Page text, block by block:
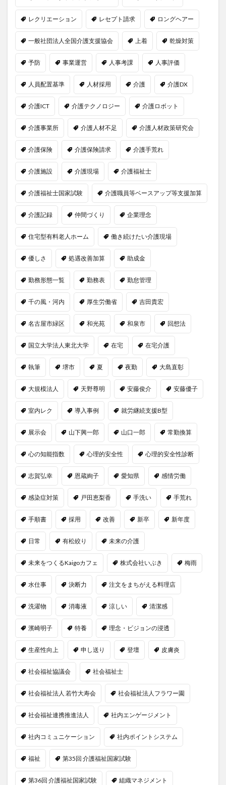
レクリエーション レセプト請求 ロングヘアー
一般社団法人全国介護支援協会 上着 乾燥対策
予防 事業運営 人事考課 人事評価
人員配置基準 人材採用 介護 介護DX
介護ICT 介護テクノロジー 介護ロボット
介護事業所 介護人材不足 介護人材政策研究会
介護保険 介護保険請求 介護手荒れ
介護施設 介護現場 介護福祉士
介護福祉士国家試験 介護職員等ベースアップ等支援加算
介護記録 仲間づくり 企業理念
住宅型有料老人ホーム 働き続けたい介護現場
優しさ 処遇改善加算 助成金
勤務形態一覧 勤務表 勤怠管理
千の風・河内 厚生労働省 吉田貴宏
名古屋市緑区 和光苑 和泉市 回想法
国立大学法人東北大学 在宅 在宅介護
執筆 堺市 夏 夜勤 大島直彰
大規模法人 天野尊明 安藤俊介 安藤優子
室内レク 導入事例 就労継続支援B型
展示会 山下興一郎 山口一郎 常勤換算
心の知能指数 心理的安全性 心理的安全性診断
志賀弘幸 恩蔵絢子 愛知県 感情労働
感染症対策 戸田恵梨香 手洗い 手荒れ
手順書 採用 改善 新卒 新年度
日常 有松絞り 未来の介護
未来をつくるKaigoカフェ 株式会社いぶき 梅雨
水仕事 決断力 注文をまちがえる料理店
洗濯物 消毒液 涼しい 清潔感
濱崎明子 特養 理念・ビジョンの浸透
生産性向上 申し送り 登壇 皮膚炎
社会福祉協議会 社会福祉士
社会福祉法人 若竹大寿会 社会福祉法人フラワー園
社会福祉連携推進法人 社内エンゲージメント
社内コミュニケーション 社内ポイントシステム
福祉 第35回 介護福祉国家試験
第36回 介護福祉国家試験 組織マネジメント